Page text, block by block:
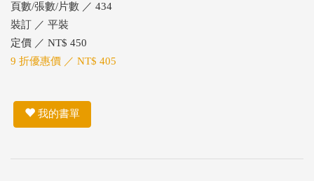
頁數/張數/片數 ／ 434
裝訂 ／ 平裝
定價 ／ NT$ 450
9 折優惠價 ／ NT$ 405
我的書單